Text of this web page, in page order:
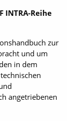
INTRA-Reihe
zur
und um
in dem
angetriebenen